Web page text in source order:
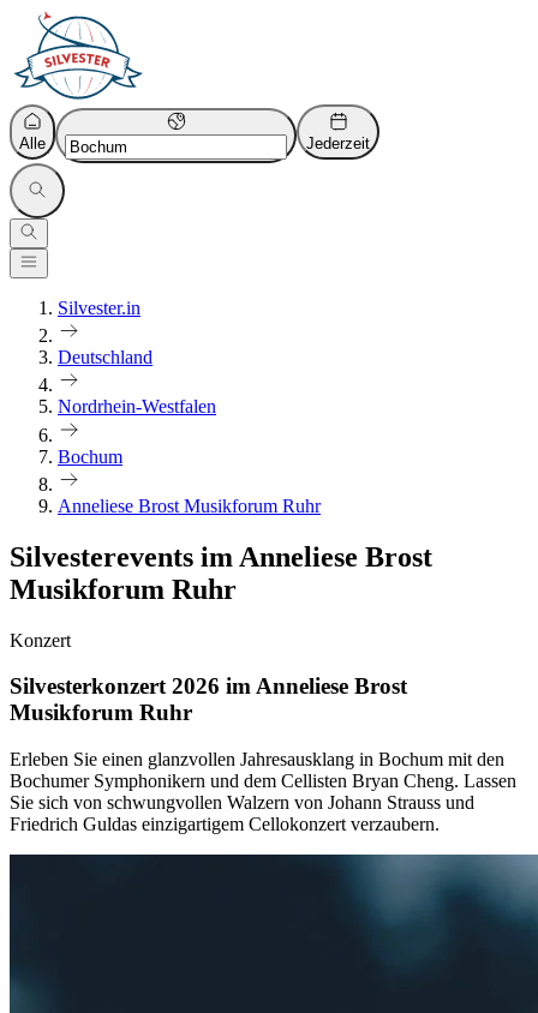
Alle Jederzeit
Silvester.in
Deutschland
Nordrhein-Westfalen
Bochum
Anneliese Brost Musikforum Ruhr
Silvesterevents im Anneliese Brost
Musikforum Ruhr
Konzert
Silvesterkonzert 2026 im Anneliese Brost
Musikforum Ruhr
Erleben Sie einen glanzvollen Jahresausklang in Bochum mit den
Bochumer Symphonikern und dem Cellisten Bryan Cheng. Lassen
Sie sich von schwungvollen Walzern von Johann Strauss und
Friedrich Guldas einzigartigem Cellokonzert verzaubern.